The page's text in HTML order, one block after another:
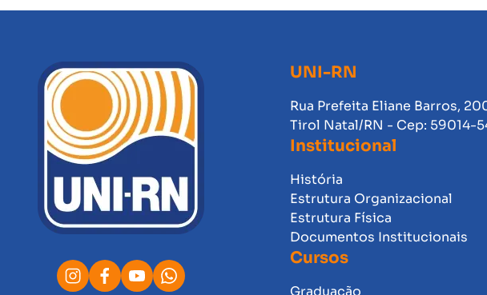
UNI-RN
Rua Prefeita Eliane Barros,
Tirol Natal/RN - Cep: 59014-
Institucional
História
Estrutura Organizacional
Estrutura Física
Documentos Institucionais
Cursos
Graduação